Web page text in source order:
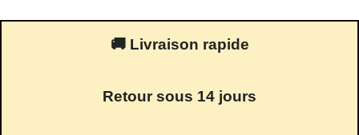
🚚 Livraison rapide
Retour sous 14 jours